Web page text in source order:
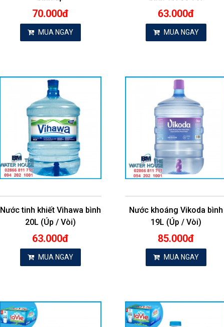
70.000đ
MUA NGAY
63.000đ
MUA NGAY
Nước tinh khiết Vihawa bình
20L (Úp / Vòi)
63.000đ
MUA NGAY
Nước khoáng Vikoda bình
19L (Úp / Vòi)
85.000đ
MUA NGAY